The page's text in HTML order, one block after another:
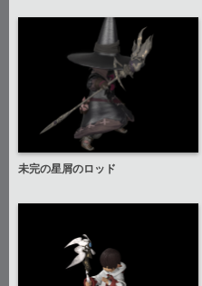
未完の星屑のロッド